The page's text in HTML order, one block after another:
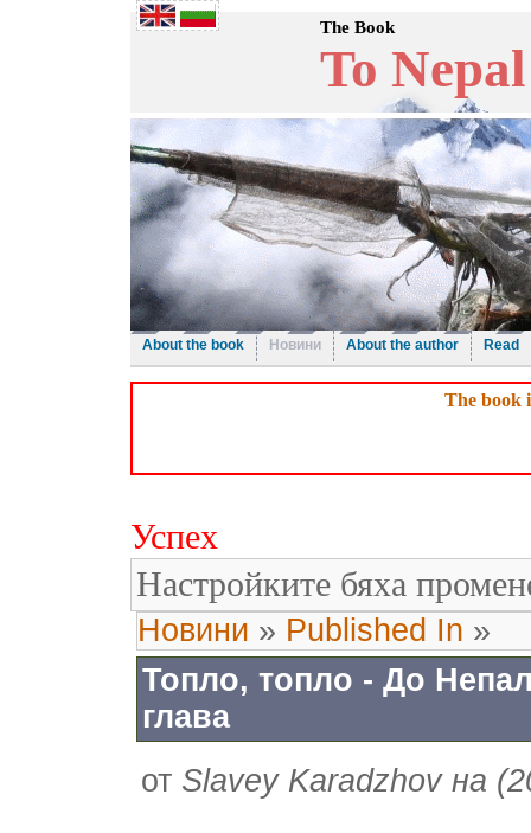
The Book
To
About the book Новини About the author Read
The book
Успех
Настройките бяха
Новини » Published In »
Топло, топло - До
глава
от Slavey Karadzhov на